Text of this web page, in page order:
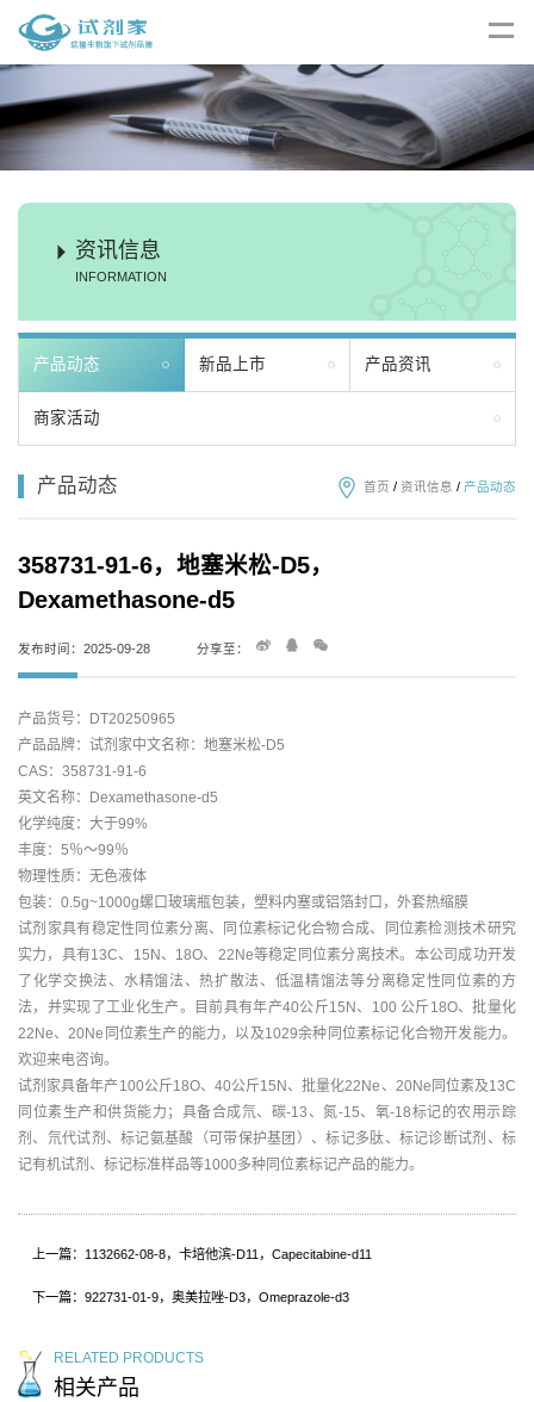
资讯信息
INFORMATION
产品动态 新品上市 产品资讯
商家活动
产品动态 首页 / 资讯信息 / 产品动态
358731-91-6，地塞米松-D5，
Dexamethasone-d5
发布时间：2025-09-28 分享至：
产品货号：DT20250965
产品品牌：试剂家中文名称：地塞米松-D5
CAS：358731-91-6
英文名称：Dexamethasone-d5
化学纯度：大于99%
丰度：5％～99％
物理性质：无色液体
包装：0.5g~1000g螺口玻璃瓶包装，塑料内塞或铝箔封口，外套热缩膜
试剂家具有稳定性同位素分离、同位素标记化合物合成、同位素检测技术研究
实力，具有13C、15N、18O、22Ne等稳定同位素分离技术。本公司成功开发
了化学交换法、水精馏法、热扩散法、低温精馏法等分离稳定性同位素的方
法，并实现了工业化生产。目前具有年产40公斤15N、100 公斤18O、批量化
22Ne、20Ne同位素生产的能力，以及1029余种同位素标记化合物开发能力。
欢迎来电咨询。
试剂家具备年产100公斤18O、40公斤15N、批量化22Ne、20Ne同位素及13C
同位素生产和供货能力；具备合成氘、碳-13、氮-15、氧-18标记的农用示踪
剂、氘代试剂、标记氨基酸（可带保护基团）、标记多肽、标记诊断试剂、标
记有机试剂、标记标准样品等1000多种同位素标记产品的能力。
上一篇：1132662-08-8，卡培他滨-D11，Capecitabine-d11
下一篇：922731-01-9，奥美拉唑-D3，Omeprazole-d3
RELATED PRODUCTS
相关产品